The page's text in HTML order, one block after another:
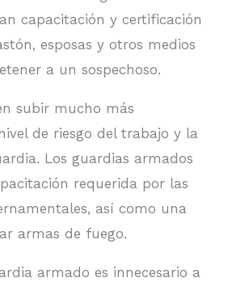
capacitación y certificación
esposas y otros medios
a un sospechoso.
subir mucho más
de riesgo del trabajo y la
Los guardias armados
requerida por las
así como una
armas de fuego.
armado es innecesario a